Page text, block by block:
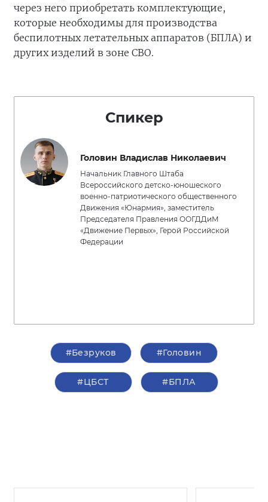
через него приобретать комплектующие,
которые необходимы для производства
беспилотных летательных аппаратов (БПЛА) и
других изделий в зоне СВО.
Спикер
Головин Владислав Николаевич
Начальник Главного Штаба
Всероссийского детско-юношеского
военно-патриотического общественного
Движения «Юнармия», заместитель
Председателя Правления ООГДДиМ
«Движение Первых», Герой Российской
Федерации
#Безруков #Головин
#ЦБСТ #БПЛА